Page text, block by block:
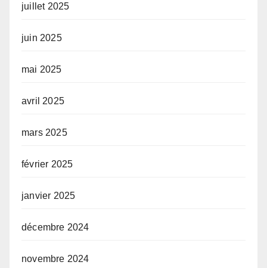
juillet 2025
juin 2025
mai 2025
avril 2025
mars 2025
février 2025
janvier 2025
décembre 2024
novembre 2024